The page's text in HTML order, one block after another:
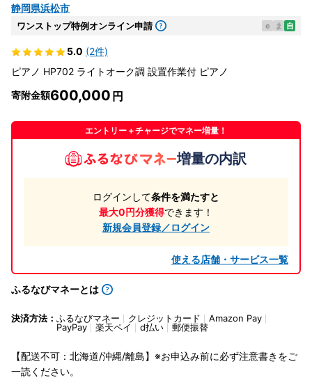
静岡県浜松市
ワンストップ特例オンライン申請 e ま 自
5.0 (2件)
ピアノ HP702 ライトオーク調 設置作業付 ピアノ
寄附金額600,000
エントリー＋チャージでマネー増量！
増量の内訳
ログインして条件を満たすと
最大0円分獲得できます！
新規会員登録／ログイン
使える店舗・サービス一覧
ふるなびマネーとは
決済方法： ふるなびマネー クレジットカード
Amazon Pay
PayPay
楽天ペイ d払い 郵便振替
【配送不可：北海道/沖縄/離島】※お申込み前に必ず注意書きをご
一読ください。